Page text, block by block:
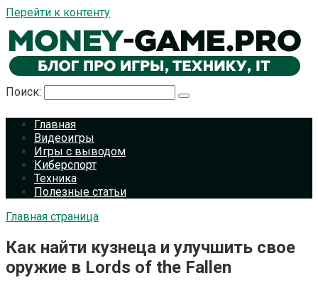
Перейти к контенту
Поиск:
Главная
Видеоигры
Игры с выводом
Киберспорт
Техника
Полезные статьи
Главная страница
Как найти кузнеца и улучшить свое
оружие в Lords of the Fallen